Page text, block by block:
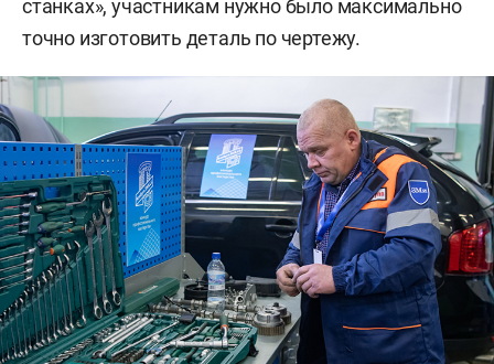
станках», участникам нужно было максимально
точно изготовить деталь по чертежу.